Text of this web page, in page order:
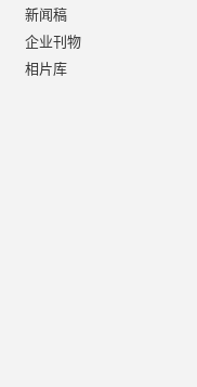
新闻稿
企业刊物
相片库